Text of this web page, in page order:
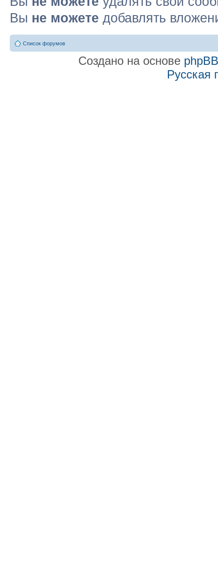
Вы не можете добавлять
Список форумов
Создано на основе phpBB
Русская